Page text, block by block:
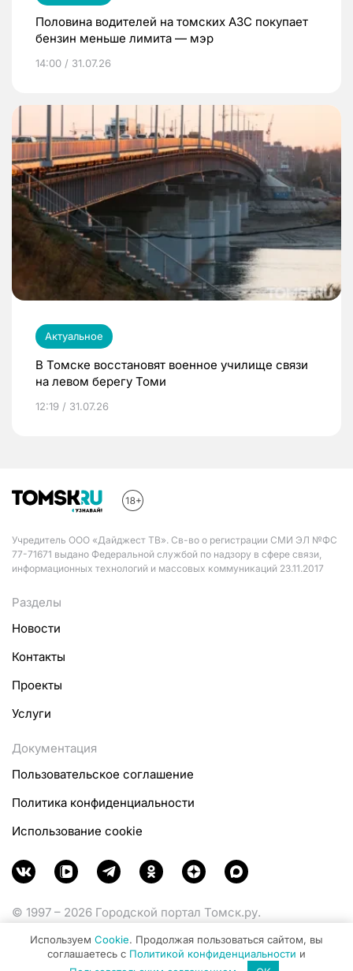
Половина водителей на томских АЗС покупает
бензин меньше лимита — мэр
14:00 / 31.07.26
Актуальное
В Томске восстановят военное училище связи
на левом берегу Томи
12:19 / 31.07.26
Учредитель ООО «Дайджест ТВ». Св-во о регистрации СМИ ЭЛ №ФС
77-71671 выдано Федеральной службой по надзору в сфере связи,
информационных технологий и массовых коммуникаций 23.11.2017
Разделы
Новости
Контакты
Проекты
Услуги
Документация
Пользовательское соглашение
Политика конфиденциальности
Использование cookie
© 1997 – 2026 Городской портал Томск.ру.
Министерства цифрового развития, связи и массовых
коммуникаций Российской Федерации.
Используем Cookie. Продолжая пользоваться сайтом, вы
соглашаетесь с Политикой конфиденциальности и